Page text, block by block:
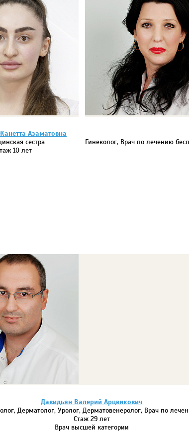
Азаматовна
сестра
10 лет
Гинеколог, Врач по лечению
Давидьян Валерий Арцвикович
Дерматолог, Уролог, Дерматовенеролог, Врач по
Стаж 29 лет
Врач высшей категории